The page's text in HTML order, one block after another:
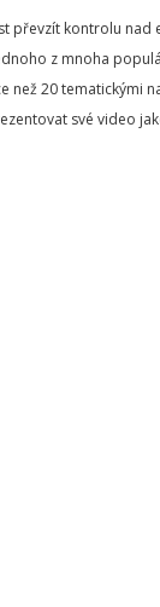
převzít kontrolu nad
z mnoha
než 20 tematickými
své video